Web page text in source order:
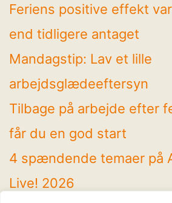
Feriens positive effekt
end tidligere antaget
Mandagstip: Lav et lille
arbejdsglædeeftersyn
Tilbage på arbejde efter
får du en god start
4 spændende temaer på
Live! 2026